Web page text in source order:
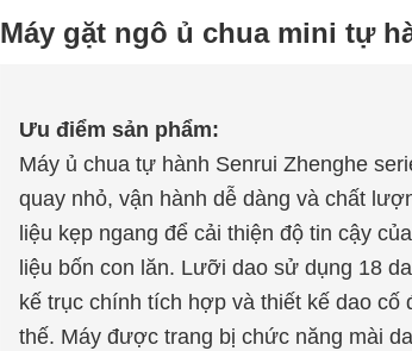
Máy gặt ngô ủ chua mini tự
Ưu điểm sản phẩm:
Máy ủ chua tự hành Senrui Zhenghe
quay nhỏ, vận hành dễ dàng và chất
liệu kẹp ngang để cải thiện độ tin cậy
liệu bốn con lăn. Lưỡi dao sử dụng 18
kế trục chính tích hợp và thiết kế dao
thế. Máy được trang bị chức năng mài